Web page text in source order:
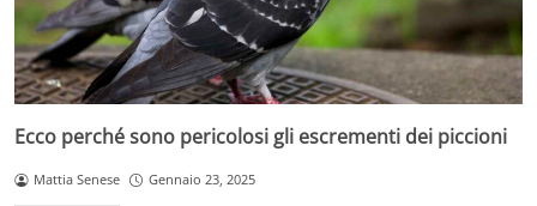
Ecco perché sono pericolosi gli escrementi dei piccioni
Mattia Senese Gennaio 23, 2025